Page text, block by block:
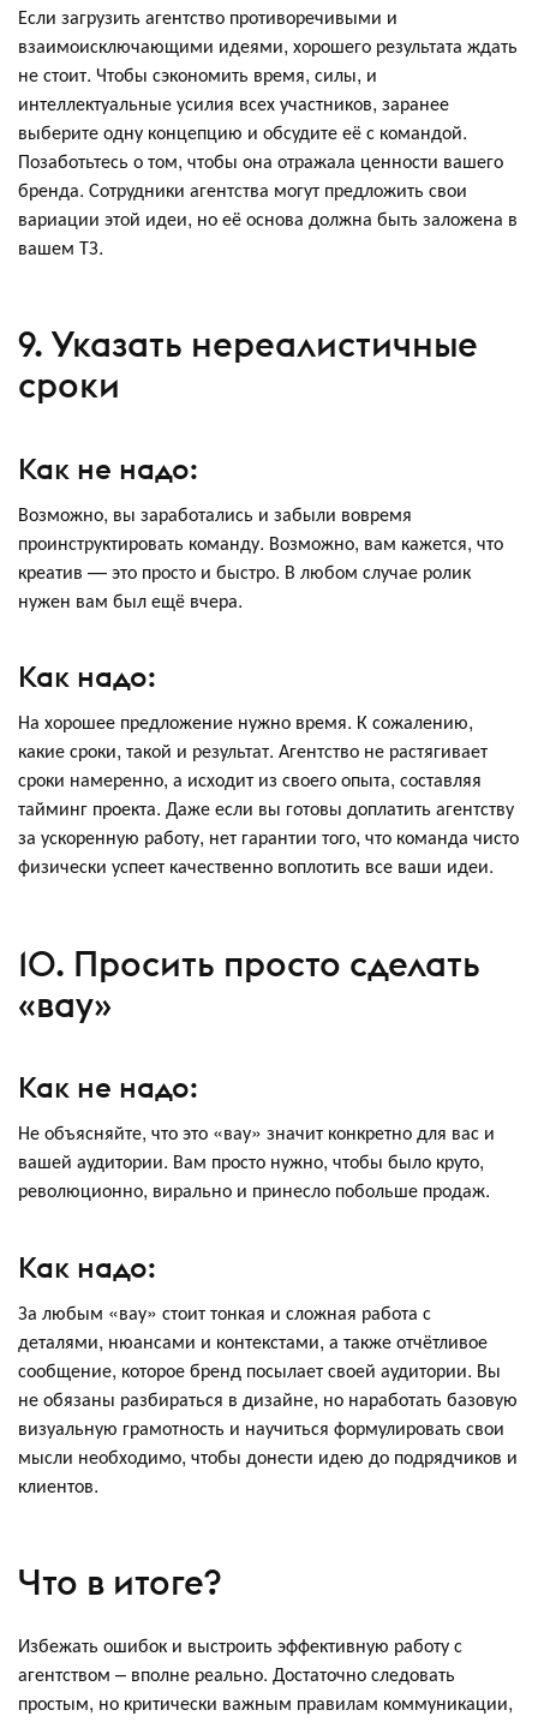
Если загрузить агентство противоречивыми и
взаимоисключающими идеями, хорошего результата ждать
не стоит. Чтобы сэкономить время, силы, и
интеллектуальные усилия всех участников, заранее
выберите одну концепцию и обсудите её с командой.
Позаботьтесь о том, чтобы она отражала ценности вашего
бренда. Сотрудники агентства могут предложить свои
вариации этой идеи, но её основа должна быть заложена в
вашем ТЗ.
9. Указать нереалистичные
сроки
Как не надо:
Возможно, вы заработались и забыли вовремя
проинструктировать команду. Возможно, вам кажется, что
креатив — это просто и быстро. В любом случае ролик
нужен вам был ещё вчера.
Как надо:
На хорошее предложение нужно время. К сожалению,
какие сроки, такой и результат. Агентство не растягивает
сроки намеренно, а исходит из своего опыта, составляя
тайминг проекта. Даже если вы готовы доплатить агентству
за ускоренную работу, нет гарантии того, что команда чисто
физически успеет качественно воплотить все ваши идеи.
10. Просить просто сделать
«вау»
Как не надо:
Не объясняйте, что это «вау» значит конкретно для вас и
вашей аудитории. Вам просто нужно, чтобы было круто,
революционно, вирально и принесло побольше продаж.
Как надо:
За любым «вау» стоит тонкая и сложная работа с
деталями, нюансами и контекстами, а также отчётливое
сообщение, которое бренд посылает своей аудитории. Вы
не обязаны разбираться в дизайне, но наработать базовую
визуальную грамотность и научиться формулировать свои
мысли необходимо, чтобы донести идею до подрядчиков и
клиентов.
Что в итоге?
Избежать ошибок и выстроить эффективную работу с
агентством – вполне реально. Достаточно следовать
простым, но критически важным правилам коммуникации,